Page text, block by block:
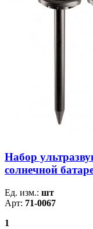
Набор
солнечной
Ед. изм.: шт
Арт: 71-0067
1